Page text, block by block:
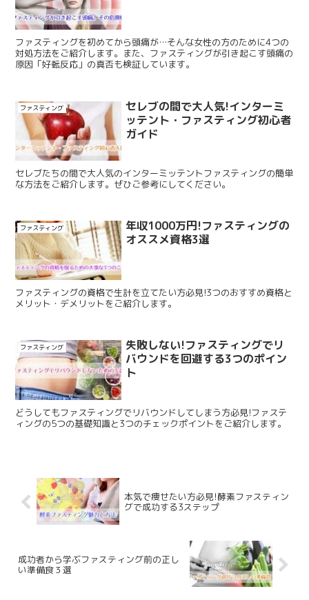
ファスティングを初めてから頭痛が…そんな女性の方のために4つの
対処方法をご紹介します。また、ファスティングが引き起こす頭痛の
原因「好転反応」の真否も検証しています。
ファスティング
セレブの間で大人気!インターミ
ッテント・ファスティング初心者
ガイド
セレブたちの間で大人気のインターミッテントファスティングの簡単
な方法をご紹介します。ぜひご参考にしてください。
ファスティング
年収1000万円!ファスティングの
オススメ資格3選
ファスティングの資格で生計を立てたい方必見!3つのおすすめ資格と
メリット・デメリットをご紹介します。
ファスティング
失敗しない!ファスティングでリ
バウンドを回避する3つのポイン
ト
どうしてもファスティングでリバウンドしてしまう方必見!ファステ
ィングの5つの基礎知識と3つのチェックポイントをご紹介します。
本気で痩せたい方必見!酵素ファスティン
グで成功する3ステップ
成功者から学ぶファスティング前の正し
い準備食３選